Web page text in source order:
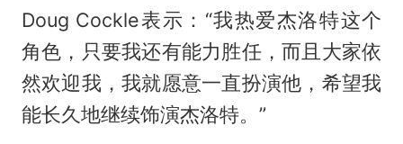
Doug Cockle表示：“我热爱杰洛特这个
角色，只要我还有能力胜任，而且大家依
然欢迎我，我就愿意一直扮演他，希望我
能长久地继续饰演杰洛特。”